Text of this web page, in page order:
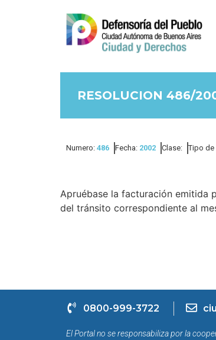
RESOLUCION 486/
Numero: 486 Fecha: 2002 Clase: Tipo de
Apruébase la facturación emitida
del tránsito correspondiente al
0800-999-3722
El Portal no se responsabiliza por la